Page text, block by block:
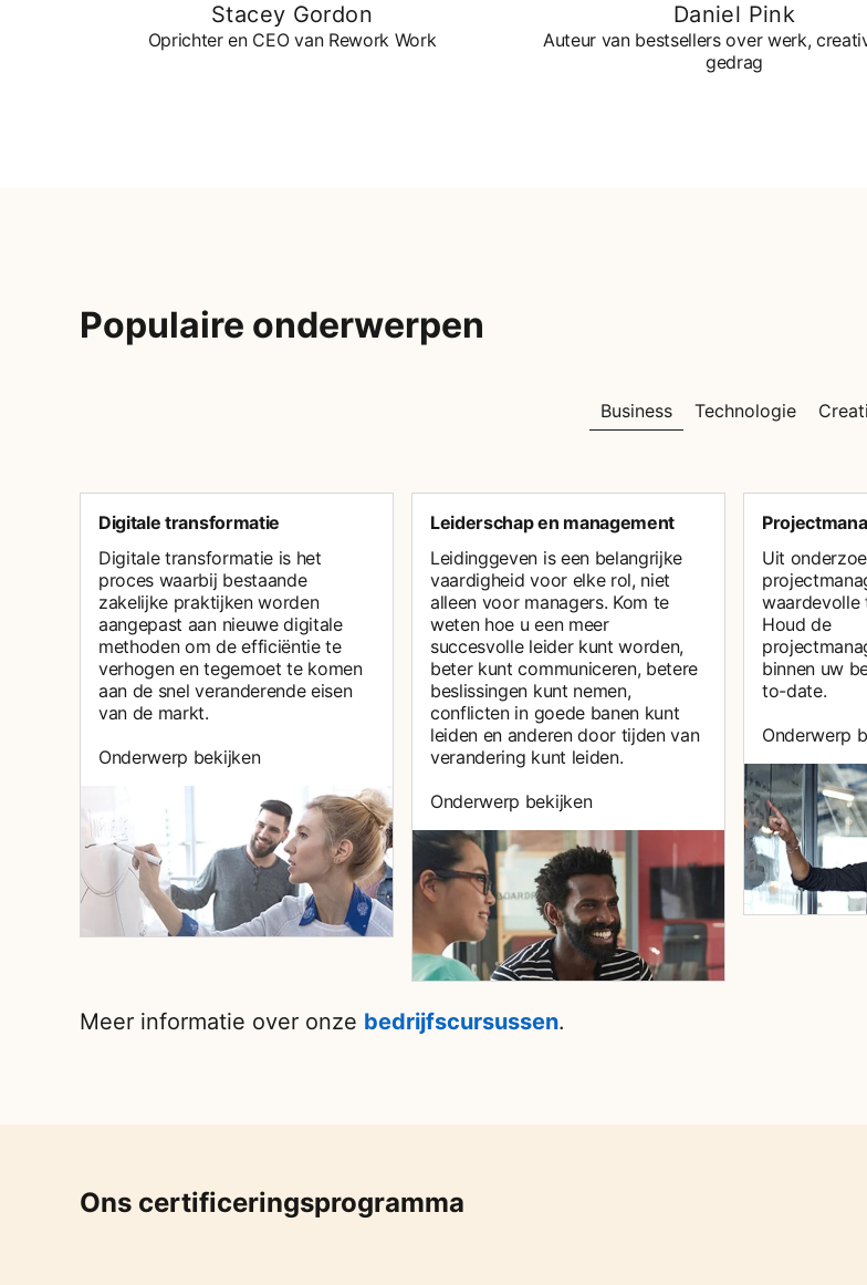
Stacey Gordon
Oprichter en CEO van Rework Work
Daniel Pink
Auteur van bestsellers over werk,
gedrag
Populaire onderwerpen
Business Technologie
Digitale transformatie
Digitale transformatie is het
proces waarbij bestaande
zakelijke praktijken worden
aangepast aan nieuwe digitale
methoden om de efficiëntie te
verhogen en tegemoet te komen
aan de snel veranderende eisen
van de markt.
Onderwerp bekijken
Leiderschap en management
Leidinggeven is een belangrijke
vaardigheid voor elke rol, niet
alleen voor managers. Kom te
weten hoe u een meer
succesvolle leider kunt worden,
beter kunt communiceren, betere
beslissingen kunt nemen,
conflicten in goede banen kunt
leiden en anderen door tijden van
verandering kunt leiden.
Onderwerp bekijken
Uit
waardevolle
Houd de
binnen uw
to-date.
Onderwerp
Meer informatie over onze bedrijfscursussen.
Ons certificeringsprogramma